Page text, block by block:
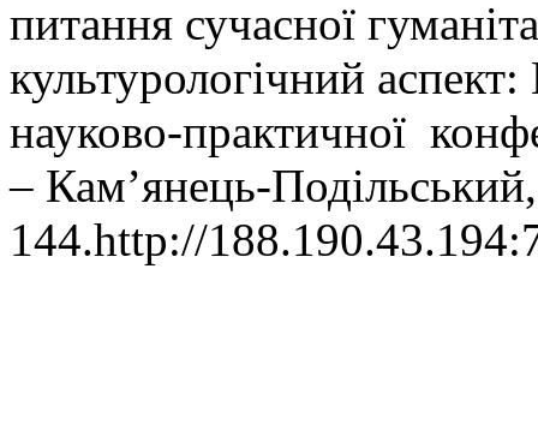
питання сучасної
культурологічний аспект:
науково-практичної
– Кам’янець-
144.http://